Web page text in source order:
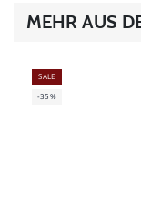
MEHR AUS
SALE
-35%